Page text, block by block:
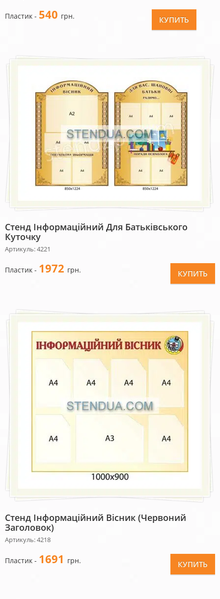
Пластик - 540 грн. КУПИТЬ
Стенд Інформаційний Для Батьківського
Куточку
Артикуль: 4221
Пластик - 1972 грн. КУПИТЬ
Стенд Інформаційний Вісник (червоний
Заголовок)
Артикуль: 4218
Пластик - 1691 грн. КУПИТЬ